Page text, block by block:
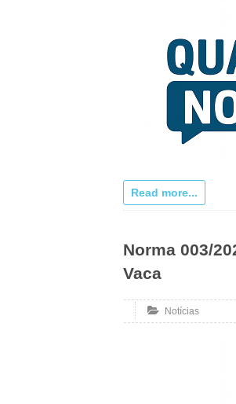
Read more...
Norma 003/
Vaca
Notícias